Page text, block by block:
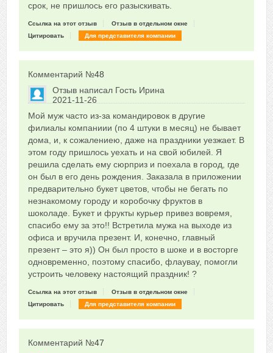
срок, не пришлось его разыскивать.
Ссылка на этот отзыв
Отзыв в отдельном окне
Цитировать
Для представителя компании
Комментарий №48
Отзыв написал Гость Ирина
2021-11-26
0
Сказать друзьям об отзыве
Мой муж часто из-за командировок в другие
филиалы компаниии (по 4 штуки в месяц) не бывает
дома, и, к сожалениею, даже на праздники уезжает. В
этом году пришлось уехать и на свой юбилей. Я
решила сделать ему сюрприз и поехала в город, где
он был в его день рождения. Заказала в приложении
предварительно букет цветов, чтобы не бегать по
незнакомому городу и коробочку фруктов в
шоколаде. Букет и фрукты курьер привез вовремя,
спасибо ему за это!! Встретила мужа на выходе из
офиса и вручила презент. И, конечно, главный
презент – это я)) Он был просто в шоке и в восторге
одновременно, поэтому спасибо, флаувау, помогли
устроить человеку настоящий праздник! ?
Ссылка на этот отзыв
Отзыв в отдельном окне
Цитировать
Для представителя компании
Комментарий №47